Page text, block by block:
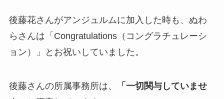
後藤花さんがアンジュルムに加入した時も、ぬわ
らさんは「Congratulations（コングラチュレーシ
ョン）」とお祝いしていました。
後藤さんの所属事務所は、
「一切関与していませ